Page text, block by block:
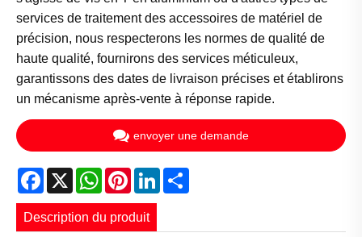
services de traitement des accessoires de matériel de
précision, nous respecterons les normes de qualité de
haute qualité, fournirons des services méticuleux,
garantissons des dates de livraison précises et établirons
un mécanisme après-vente à réponse rapide.
envoyer une demande
Facebook
X WhatsApp
PinterestLinkedIn
Description du produit